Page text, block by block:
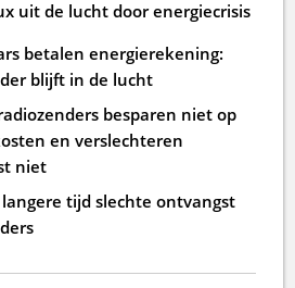
uit de lucht door energiecrisis
betalen energierekening:
blijft in de lucht
besparen niet op
en verslechteren
niet
tijd slechte ontvangst